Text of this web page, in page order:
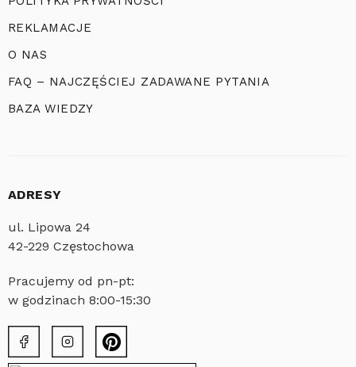
REKLAMACJE
O NAS
FAQ – NAJCZĘŚCIEJ ZADAWANE PYTANIA
BAZA WIEDZY
ADRESY
ul. Lipowa 24
42-229 Częstochowa
Pracujemy od pn-pt:
w godzinach 8:00-15:30